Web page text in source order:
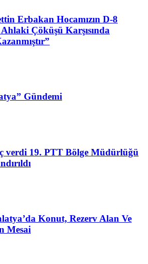
Erbakan Hocamızın D-8
Ahlaki Çöküşü Karşısında
Gündemi
verdi 19. PTT Bölge Müdürlüğü
Konut, Rezerv Alan Ve
Mesai